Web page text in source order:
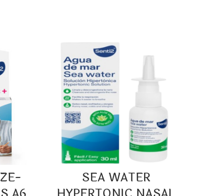
email-in dhe sajtin tim, për herën tjetër që
SEA WATER